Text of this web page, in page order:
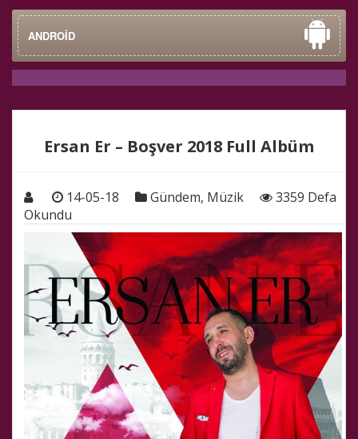
ANDROİD
Ersan Er – Boşver 2018 Full Albüm
14-05-18 Gündem, Müzik
3359 Defa
Okundu